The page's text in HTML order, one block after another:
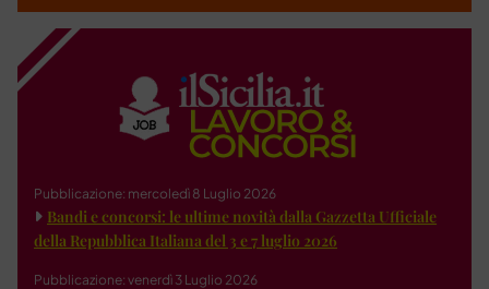
Pubblicazione: mercoledì 8 Luglio 2026
Bandi e concorsi: le ultime novità dalla Gazzetta Ufficiale
della Repubblica Italiana del 3 e 7 luglio 2026
Pubblicazione: venerdì 3 Luglio 2026